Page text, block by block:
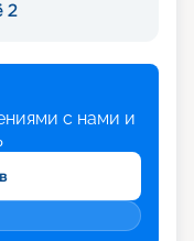
2
с нами и